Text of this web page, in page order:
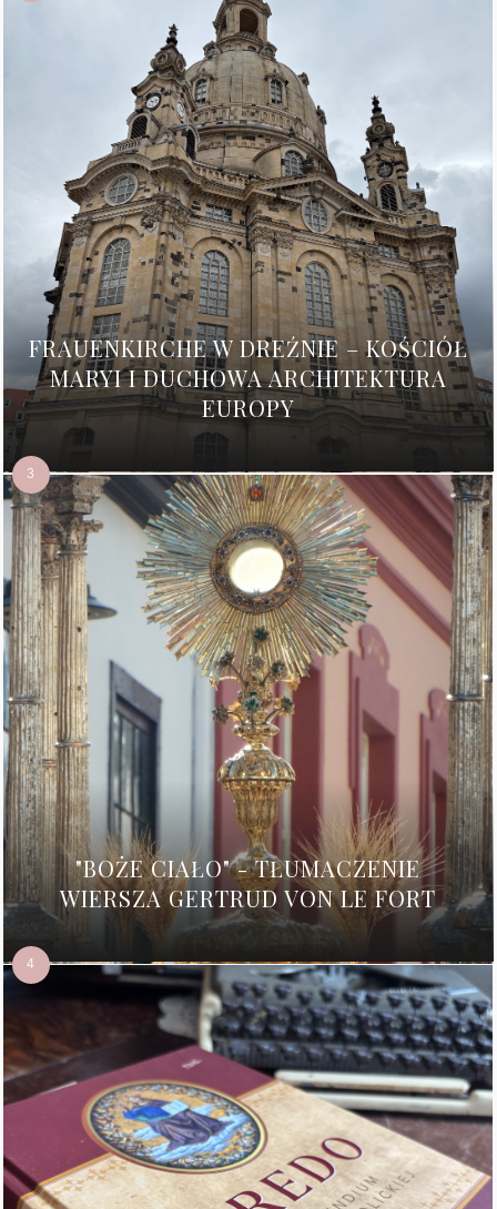
FRAUENKIRCHE W DREŹNIE – KOŚCIÓŁ
MARYI I DUCHOWA ARCHITEKTURA
EUROPY
"BOŻE CIAŁO" - TŁUMACZENIE
WIERSZA GERTRUD VON LE FORT